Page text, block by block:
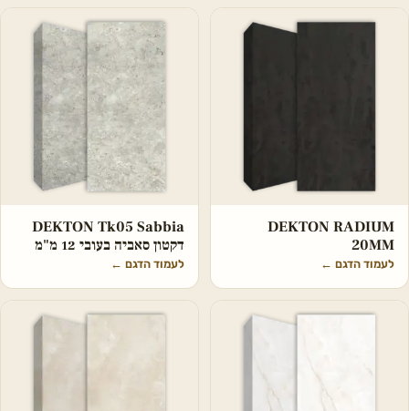
DEKTON RADIUM
20MM
לעמוד הדגם ←
DEKTON Tk05 Sabbia
דקטון סאביה בעובי 12 מ"מ
לעמוד הדגם ←